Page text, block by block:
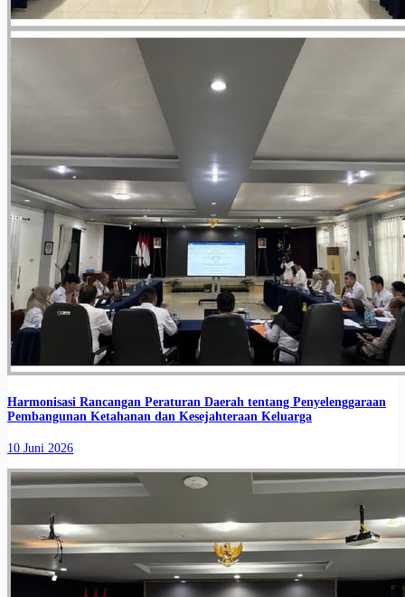
Harmonisasi Rancangan Peraturan Daerah tentang Penyelenggaraan
Pembangunan Ketahanan dan Kesejahteraan Keluarga
10 Juni 2026